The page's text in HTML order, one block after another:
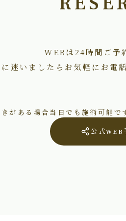
WEBは24時間ご予
迷いましたらお気軽にお電
がある場合当日でも施術可能で
公式WEB